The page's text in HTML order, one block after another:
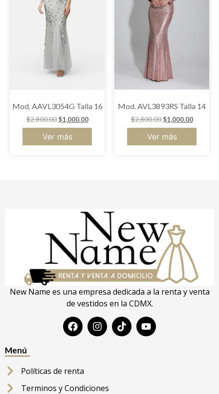
Mod. AAVL3054G Talla 16
$2,800.00 $1,000.00
Ver más
Mod. AVL3893RS Talla 14
$2,800.00 $1,000.00
Ver más
New Name es una empresa dedicada a la renta y venta
de vestidos en la CDMX.
Menú
Políticas de renta
Terminos y Condiciones